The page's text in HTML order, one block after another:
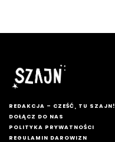
REDAKCJA – CZEŚĆ, TU SZAJN!
DOŁĄCZ DO NAS
POLITYKA PRYWATNOŚCI
REGULAMIN DAROWIZN